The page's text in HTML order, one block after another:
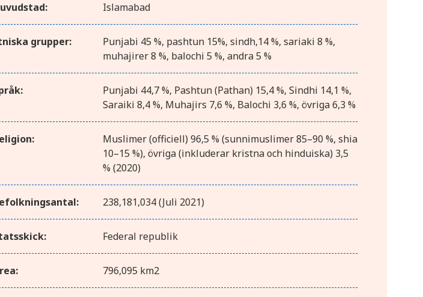
Islamabad
grupper:
Punjabi 45 %, pashtun 15%, sindh,14 %, sariaki 8 %,
muhajirer 8 %, balochi 5 %, andra 5 %
Punjabi 44,7 %, Pashtun (Pathan) 15,4 %, Sindhi 14,1 %,
Saraiki 8,4 %, Muhajirs 7,6 %, Balochi 3,6 %, övriga 6,3 %
Muslimer (officiell) 96,5 % (sunnimuslimer 85–90 %, shia
10–15 %), övriga (inkluderar kristna och hinduiska) 3,5
% (2020)
238,181,034 (Juli 2021)
Federal republik
796,095 km2